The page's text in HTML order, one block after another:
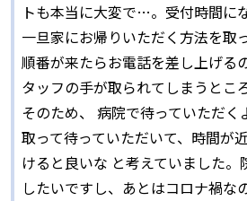
トも本当に大変で…。受付時間に
一旦家にお帰りいただく方法を取
順番が来たらお電話を差し上げる
タッフの手が取られてしまうところ
そのため、 病院で待っていただ
取って待っていただいて、時間が
けると良いな と考えていました
したいですし、あとはコロナ禍な